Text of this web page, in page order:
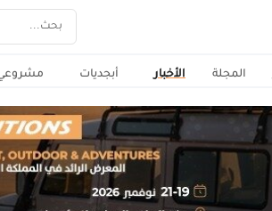
المجلة الأخبار أبجديات